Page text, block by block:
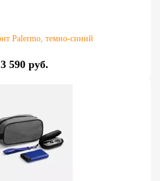
Palermo, темно-синий
3 590 руб.